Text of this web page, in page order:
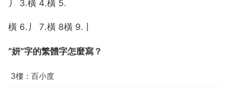
丿 3.橫 4.橫 5.
橫 6.丿 7.橫 8橫 9.丨
“妍”字的繁體字怎麼寫？
3樓：百小度